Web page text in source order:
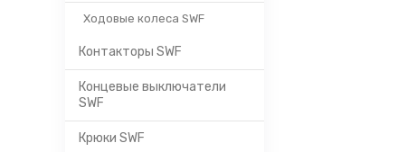
Ходовые колеса SWF
Контакторы SWF
Концевые выключатели
SWF
Крюки SWF